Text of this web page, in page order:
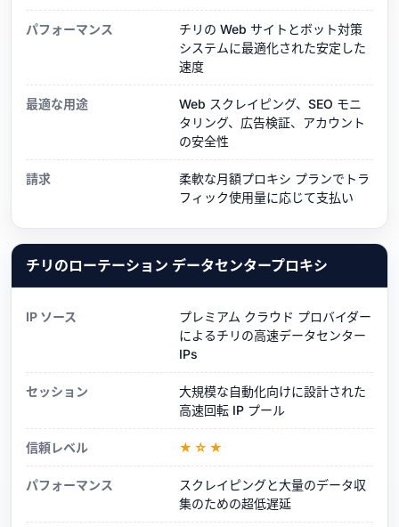
パフォーマンス
チリの Web サイトとボット対策
システムに最適化された安定した
速度
最適な用途
Web スクレイピング、SEO モニ
タリング、広告検証、アカウント
の安全性
請求
柔軟な月額プロキシ プランでトラ
フィック使用量に応じて支払い
チリのローテーション データセンタープロキシ
IP ソース
プレミアム クラウド プロバイダー
によるチリの高速データセンター
IPs
セッション
大規模な自動化向けに設計された
高速回転 IP プール
信頼レベル ★☆★
パフォーマンス
スクレイピングと大量のデータ収
集のための超低遅延